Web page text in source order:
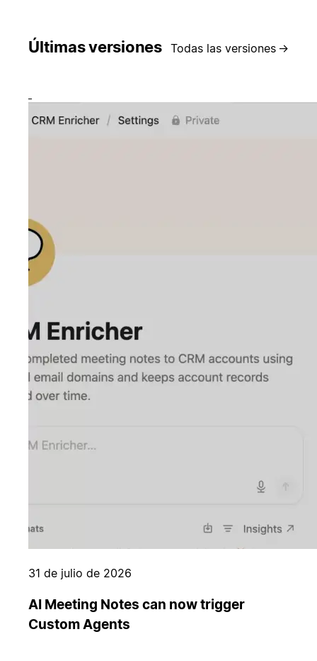
Últimas versiones Todas las versiones →
31 de julio de 2026
AI Meeting Notes can now trigger
Custom Agents